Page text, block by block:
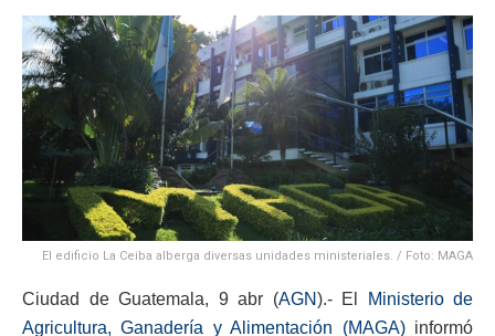
El edificio La Ceiba alberga diversas unidades ministeriales. / Foto: MAGA
Ciudad de Guatemala, 9 abr (AGN).- El
Ministerio de
Agricultura, Ganadería y Alimentación (MAGA)informó